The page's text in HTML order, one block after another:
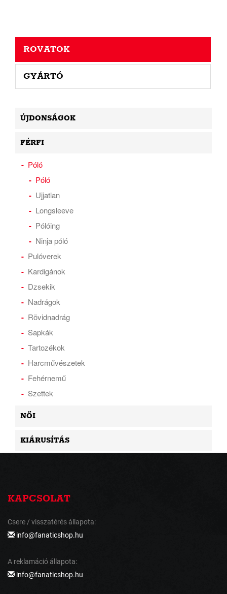
ROVATOK
GYÁRTÓ
ÚJDONSÁGOK
FÉRFI
Póló
Póló
Ujjatlan
Longsleeve
Pólóing
Ninja póló
Pulóverek
Kardigánok
Dzsekik
Nadrágok
Rövidnadrág
Sapkák
Tartozékok
Harcművészetek
Fehérnemű
Szettek
NŐI
KIÁRUSÍTÁS
KAPCSOLAT
Csere / visszatérés állapota:
info@fanaticshop.hu
A reklamáció állapota:
info@fanaticshop.hu